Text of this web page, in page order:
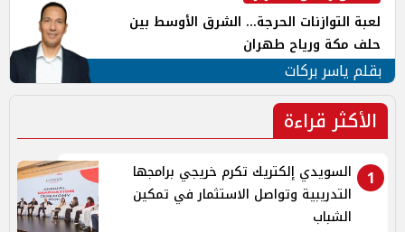
لعبة التوازنات الحرجة... الشرق الأوسط بين
حلف مكة ورياح طهران
بقلم ياسر بركات
الأكثر قراءة
1
السويدي إلكتريك تكرم خريجي برامجها
التدريبية وتواصل الاستثمار في تمكين
الشباب